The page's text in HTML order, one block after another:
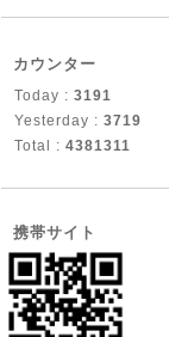
カウンター
Today : 3191
Yesterday : 3719
Total : 4381311
携帯サイト